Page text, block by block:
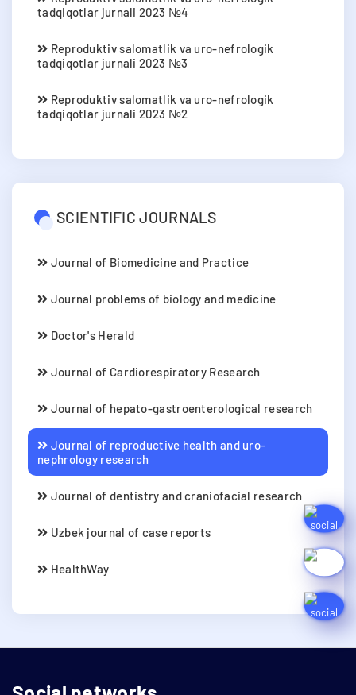
tadqiqotlar jurnali 2023 №4
Reproduktiv salomatlik va uro-nefrologik
tadqiqotlar jurnali 2023 №3
Reproduktiv salomatlik va uro-nefrologik
tadqiqotlar jurnali 2023 №2
SCIENTIFIC JOURNALS
Journal of Biomedicine and Practice
Journal problems of biology and medicine
Doctor's Herald
Journal of Cardiorespiratory Research
Journal of hepato-gastroenterological research
Journal of reproductive health and uro-
nephrology research
Journal of dentistry and craniofacial research
Uzbek journal of case reports
HealthWay